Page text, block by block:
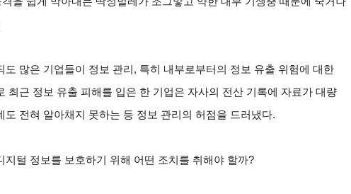
도 많은 기업들이 정보 관리, 특히 내부로부터의 정보 유출 위험에 대한
최근 정보 유출 피해를 입은 한 기업은 자사의 전산 기록에 자료가 대량
도 전혀 알아채지 못하는 등 정보 관리의 허점을 드러냈다.
지털 정보를 보호하기 위해 어떤 조치를 취해야 할까?